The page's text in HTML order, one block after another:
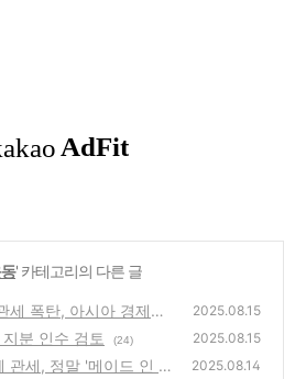
' 카테고리의 다른 글
세 폭탄, 아시아 경제에
2025.08.15
분 인수 검토 (24) 2025.08.15
세, 정말 '메이드 인 U
2025.08.14